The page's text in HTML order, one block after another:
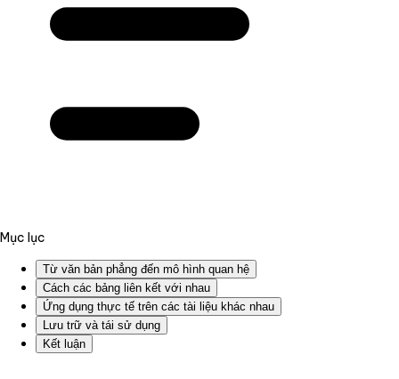
Mục lục
Từ văn bản phẳng đến mô hình quan hệ
Cách các bảng liên kết với nhau
Ứng dụng thực tế trên các tài liệu khác nhau
Lưu trữ và tái sử dụng
Kết luận